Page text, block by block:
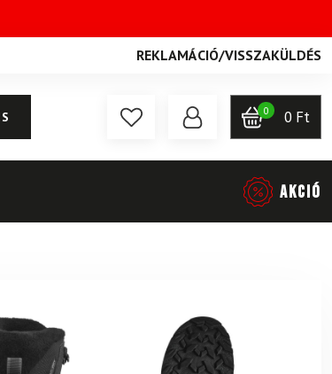
REKLAMÁCIÓ/VISSZAKÜLDÉS
0 0 Ft
AKCIÓ